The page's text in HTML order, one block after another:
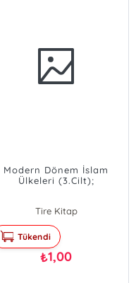
Modern Dönem İslam
Ülkeleri (3.Cilt);
Ülkeler
Tire Kitap
Tükendi
₺1,00